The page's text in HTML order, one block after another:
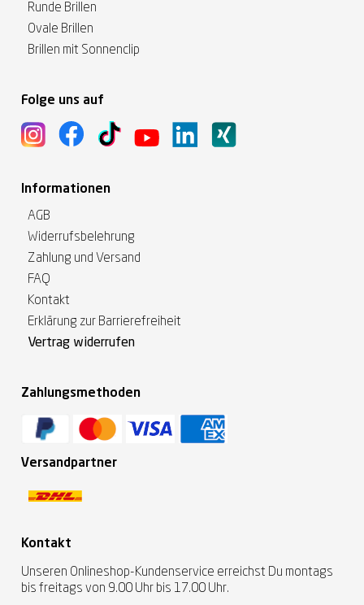
Runde Brillen
Ovale Brillen
Brillen mit Sonnenclip
Folge uns auf
Informationen
AGB
Widerrufsbelehrung
Zahlung und Versand
FAQ
Kontakt
Erklärung zur Barrierefreiheit
Vertrag widerrufen
Zahlungsmethoden
Versandpartner
Kontakt
Unseren Onlineshop-Kundenservice erreichst Du montags
bis freitags von 9.00 Uhr bis 17.00 Uhr.